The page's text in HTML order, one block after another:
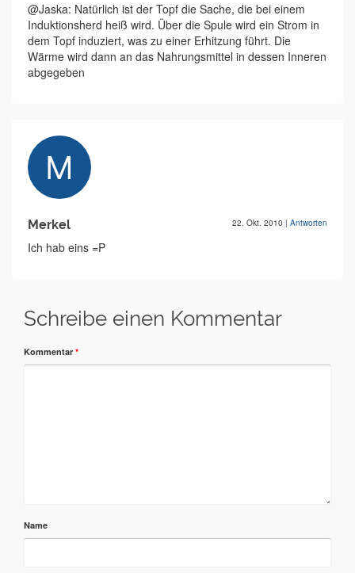
@Jaska: Natürlich ist der Topf die Sache, die bei einem
Induktionsherd heiß wird. Über die Spule wird ein Strom in
dem Topf induziert, was zu einer Erhitzung führt. Die
Wärme wird dann an das Nahrungsmittel in dessen Inneren
abgegeben
Merkel 22. Okt. 2010 | Antworten
Ich hab eins =P
Schreibe einen Kommentar
Kommentar *
Name